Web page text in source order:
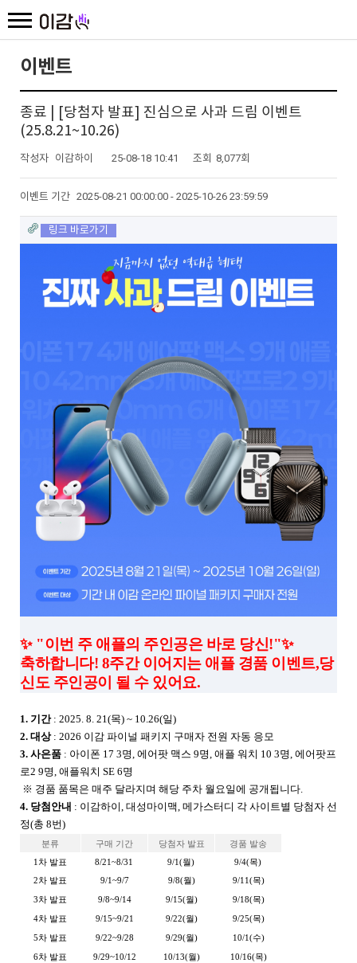
이벤트
종료 | [당첨자 발표] 진심으로 사과 드림 이벤트
(25.8.21~10.26)
작성자 이감하이 25-08-18 10:41 조회 8,077회
이벤트 기간 2025-08-21 00:00:00 - 2025-10-26 23:59:59
링크 바로가기
✨ "이번 주 애플의 주인공은 바로 당신!"✨
축하합니다! 8주간 이어지는 애플 경품 이벤트,당
신도 주인공이 될 수 있어요.
1. 기간: 2025. 8. 21(목) ~ 10.26(일)
2. 대상: 2026 이감 파이널 패키지 구매자 전원 자동 응모
3. 사은품 : 아이폰 17 3명, 에어팟 맥스 9명, 애플 워치 10 3명, 에어팟프
로2 9명, 애플워치 SE 6명
※ 경품 품목은 매주 달라지며 해당 주차 월요일에 공개됩니다.
4. 당첨안내 : 이감하이, 대성마이맥, 메가스터디 각 사이트별 당첨자 선
정(총 8번)
분류 구매 기간 당첨자 발표 경품 발송
1차 발표 8/21~8/31 9/1(월 ) 9/4(목)
2차 발표 9/1~9/7 9/8(월 ) 9/11(목)
3차 발표 9/8~9/14 9/15(월 ) 9/18(목)
4차 발표 9/15~9/21 9/22(월 ) 9/25(목)
5차 발표 9/22~9/28 9/29(월 ) 10/1(수)
6차 발표 9/29~10/12 10/13(월 ) 10/16(목)